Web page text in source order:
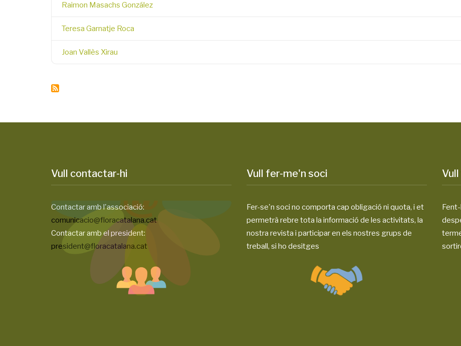
Raimon Masachs González
Teresa Garnatje Roca
Joan Vallès Xirau
Vull contactar-hi
Contactar amb l'associació:
comunicacio@floracatalana.cat
Contactar amb el president:
president@floracatalana.cat
Vull fer-me'n soci
Fer-se'n soci no comporta cap obligació ni quota, i et
permetrà rebre tota la informació de les activitats, la
nostra revista i participar en els nostres grups de
treball, si ho desitges